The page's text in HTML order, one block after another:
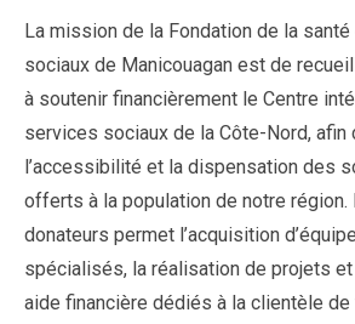
La mission de la Fondation de la
sociaux de Manicouagan est de
à soutenir financièrement le Centre
services sociaux de la Côte-Nord, afin
l’accessibilité et la dispensation des
offerts à la population de notre
donateurs permet l’acquisition
spécialisés, la réalisation de projets et
aide financière dédiés à la clientèle de